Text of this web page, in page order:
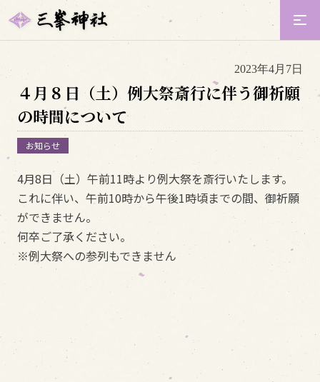
2023年4月7日
４月８日（土）例大祭斎行に伴う御祈願
の時間について
お知らせ
4月8日（土）午前11時より例大祭を斎行いたします。
これに伴い、午前10時から午後1時頃までの間、御祈願
ができません。
何卒ご了承ください。
※例大祭への参列もできません